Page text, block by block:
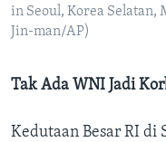
in Seoul, Korea Selatan,
Jin-man/AP)
Tak Ada WNI Jadi
Kedutaan Besar RI di